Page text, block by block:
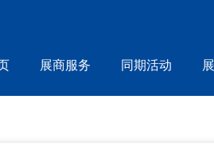
展商服务 同期活动